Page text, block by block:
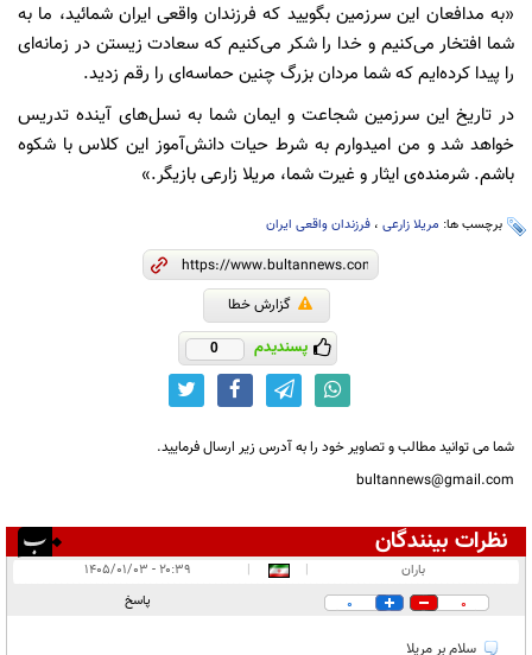
«به مدافعان این سرزمین بگویید که فرزندان واقعی ایران شمائید، ما به
شما افتخار می‌کنیم و خدا را شکر می‌کنیم که سعادت زیستن در زمانه‌ای
را پیدا کرده‌ایم که شما مردان بزرگ چنین حماسه‌ای را رقم زدید.
در تاریخ این سرزمین شجاعت و ایمان شما به نسل‌های آینده تدریس
خواهد شد و من امیدوارم به شرط حیات دانش‌آموز این کلاس با شکوه
باشم. شرمنده‌ی ایثار و غیرت شما، مریلا زارعی بازیگر.»
برچسب ها: مریلا زارعی ، فرزندان واقعی ایران
گزارش خطا
پسندیدم 0
شما می توانید مطالب و تصاویر خود را به آدرس زیر ارسال فرمایید.
bultannews@gmail.com
نظرات بینندگان
در انتظار بررسی:
باران |
|
۲۰:۳۹ - ۱۴۰۵/۰۱/۰۳
0
0 پاسخ
سلام بر مریلا